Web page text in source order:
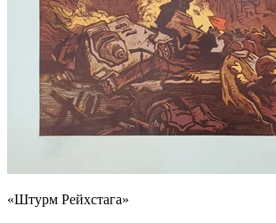
«Штурм Рейхстага»